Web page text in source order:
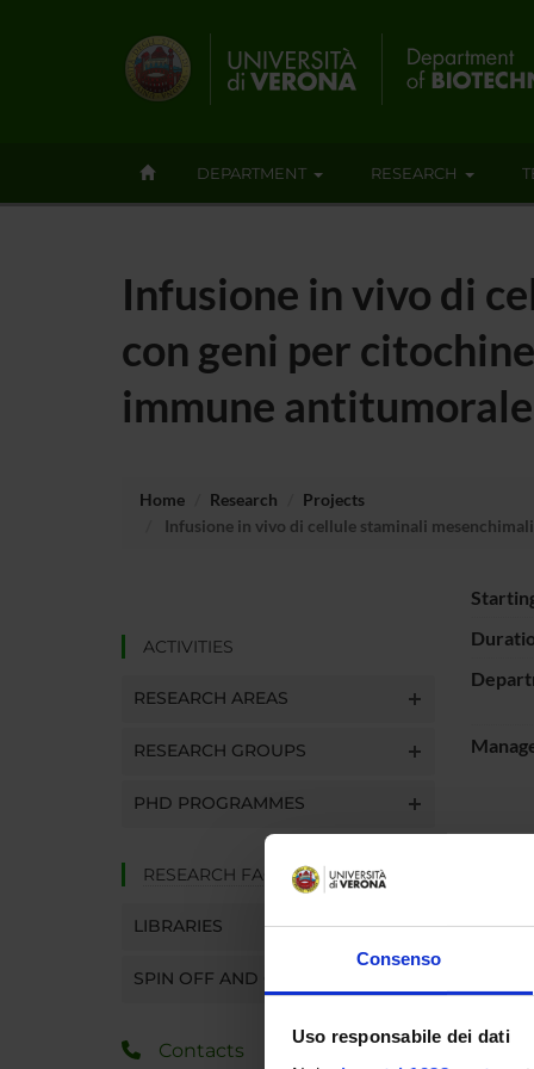
Consenso
Uso responsabile dei dati
DEPARTMENT RESEARCH
Infusione in vivo di
con geni per
immune
Home Research
Projects
Infusione in vivo di cellule staminali
ACTIVITIES
RESEARCH AREAS
RESEARCH GROUPS
PHD PROGRAMMES
RESEARCH FACILITIES
LIBRARIES
SPIN OFF AND COMPANIES
Contacts